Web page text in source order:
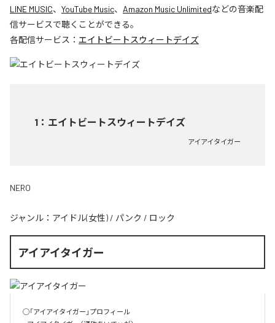
LINE MUSIC、 YouTube Music、 Amazon Music Unlimitedなどの音楽配
信サービスで聴くことができる。
各配信サービス： エイトビートスウィートデイズ
1 ： エイトビートスウィートデイズ
アイアイタイガー
NERO
ジャンル： アイドル(女性) / パンク / ロック
アイアイタイガー
◯「アイアイタイガー」プロフィール